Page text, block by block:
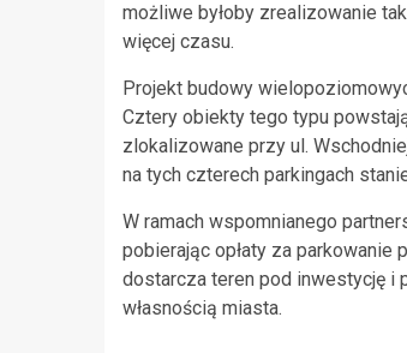
możliwe byłoby zrealizowanie
więcej czasu.
Projekt budowy
Cztery obiekty tego typu
zlokalizowane przy ul.
na tych czterech parkingach
W ramach wspomnianego
pobierając opłaty za parkowanie
dostarcza teren pod inwestycję i
własnością miasta.